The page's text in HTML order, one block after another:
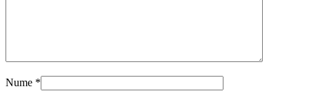
Nume *